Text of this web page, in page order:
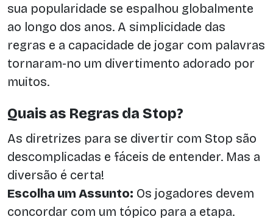
sua popularidade se espalhou globalmente
ao longo dos anos. A simplicidade das
regras e a capacidade de jogar com palavras
tornaram-no um divertimento adorado por
muitos.
Quais as Regras da Stop?
As diretrizes para se divertir com Stop são
descomplicadas e fáceis de entender. Mas a
diversão é certa!
Escolha um Assunto: Os jogadores devem
concordar com um tópico para a etapa.